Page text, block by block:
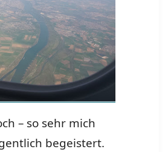
– so sehr mich
begeistert.